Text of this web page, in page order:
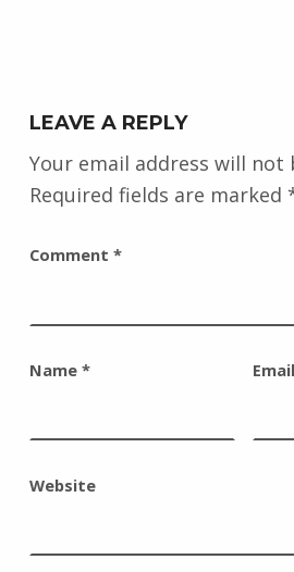
LEAVE A REPLY
Your email address will not
Required fields are marked
Comment *
Name * Email
Website